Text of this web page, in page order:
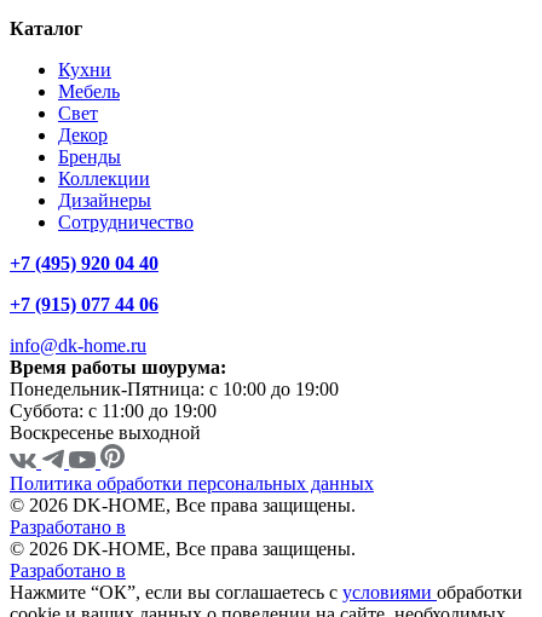
Каталог
Кухни
Мебель
Свет
Декор
Бренды
Коллекции
Дизайнеры
Сотрудничество
+7 (495) 920 04 40
+7 (915) 077 44 06
info@dk-home.ru
Время работы шоурума:
Понедельник-Пятница: c 10:00 до 19:00
Суббота: c 11:00 до 19:00
Воскресенье выходной
Политика обработки персональных данных
© 2026 DK-HOME, Все права защищены.
Разработано в
© 2026 DK-HOME, Все права защищены.
Разработано в
Нажмите “ОК”, если вы соглашаетесь с условиями обработки